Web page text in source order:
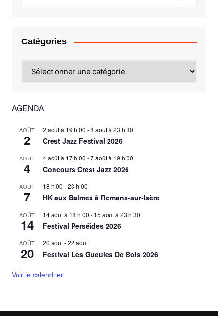
Catégories
AGENDA
AOÛT
2
2 août à 19 h 00 -8 août à 23 h 30
Crest Jazz Festival 2026
AOÛT
4
4 août à 17 h 00 -7 août à 19 h 00
Concours Crest Jazz 2026
AOÛT
7
18 h 00 -23 h 00
HK aux Balmes à Romans-sur-Isère
AOÛT
14
14 août à 18 h 00 - 15 août à 23 h 30
Festival Perséides 2026
AOÛT
20
20 août-22 août
Festival Les Gueules De Bois 2026
Voir le calendrier